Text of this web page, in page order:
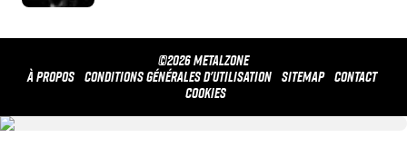
©2026 METALZONE
À propos Conditions générales d'utilisation Sitemap Contact
Cookies